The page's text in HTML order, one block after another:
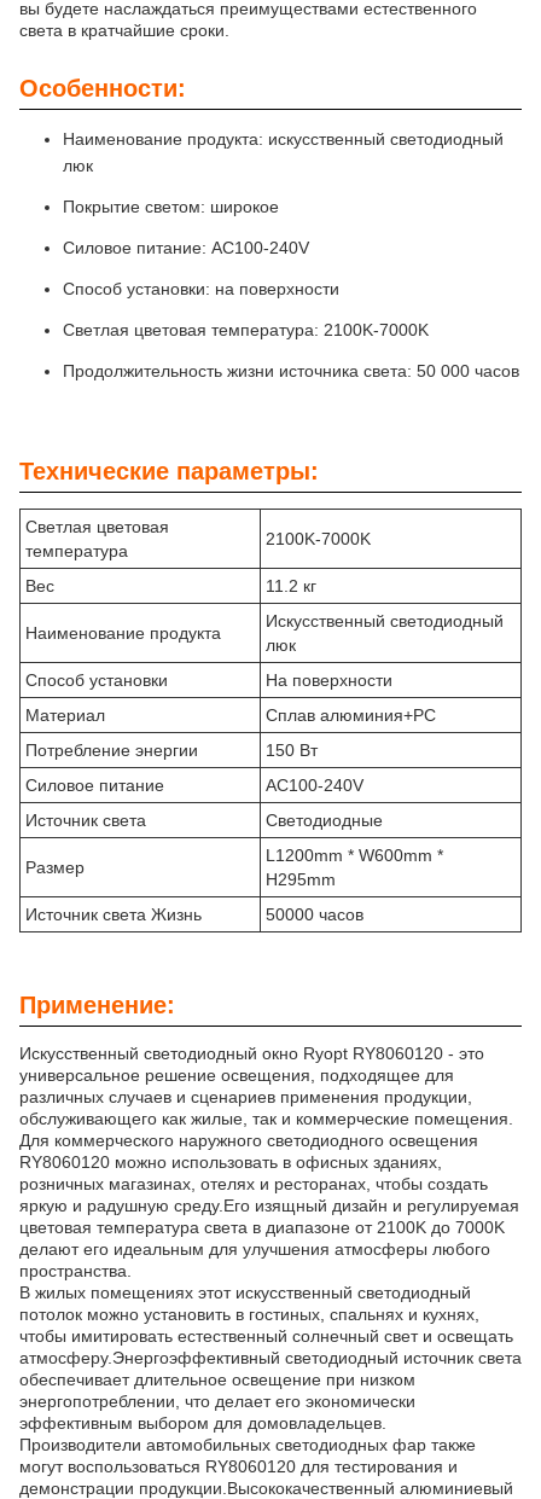
вы будете наслаждаться преимуществами естественного
света в кратчайшие сроки.
Особенности:
Наименование продукта: искусственный светодиодный
люк
Покрытие светом: широкое
Силовое питание: AC100-240V
Способ установки: на поверхности
Светлая цветовая температура: 2100K-7000K
Продолжительность жизни источника света: 50 000 часов
Технические параметры:
Светлая цветовая
температура
2100K-7000K
Вес 11.2 кг
Наименование продукта
Искусственный светодиодный
люк
Способ установки
На поверхности
Материал
Сплав алюминия+PC
Потребление энергии
150 Вт
Силовое питание
AC100-240V
Источник света
Светодиодные
Размер
L1200mm * W600mm *
H295mm
Источник света Жизнь
50000 часов
Применение:
Искусственный светодиодный окно Ryopt RY8060120 - это
универсальное решение освещения, подходящее для
различных случаев и сценариев применения продукции,
обслуживающего как жилые, так и коммерческие помещения.
Для коммерческого наружного светодиодного освещения
RY8060120 можно использовать в офисных зданиях,
розничных магазинах, отелях и ресторанах, чтобы создать
яркую и радушную среду.Его изящный дизайн и регулируемая
цветовая температура света в диапазоне от 2100K до 7000K
делают его идеальным для улучшения атмосферы любого
пространства.
В жилых помещениях этот искусственный светодиодный
потолок можно установить в гостиных, спальнях и кухнях,
чтобы имитировать естественный солнечный свет и освещать
атмосферу.Энергоэффективный светодиодный источник света
обеспечивает длительное освещение при низком
энергопотреблении, что делает его экономически
эффективным выбором для домовладельцев.
Производители автомобильных светодиодных фар также
могут воспользоваться RY8060120 для тестирования и
демонстрации продукции.Высококачественный алюминиевый